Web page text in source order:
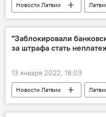
Новости Латвии
НАТО
МИД Латвии
Эдгарс Ринкевичс
"Заблокировали
за штрафа стать
13 января 2022, 18:03
Новости Латвии
скорость
штраф